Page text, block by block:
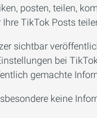
posten, teilen,
TikTok Posts
sichtbar
bei
gemachte
keine